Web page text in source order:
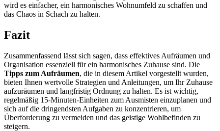
wird es einfacher, ein harmonisches Wohnumfeld zu schaffen und
das Chaos in Schach zu halten.
Fazit
Zusammenfassend lässt sich sagen, dass effektives Aufräumen und
Organisation essenziell für ein harmonisches Zuhause sind. Die
Tipps zum Aufräumen, die in diesem Artikel vorgestellt wurden,
bieten Ihnen wertvolle Strategien und Anleitungen, um Ihr Zuhause
aufzuräumen und langfristig Ordnung zu halten. Es ist wichtig,
regelmäßig 15-Minuten-Einheiten zum Ausmisten einzuplanen und
sich auf die dringendsten Aufgaben zu konzentrieren, um
Überforderung zu vermeiden und das geistige Wohlbefinden zu
steigern.